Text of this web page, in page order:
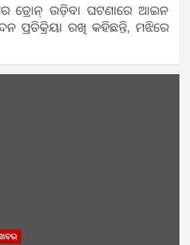
ଡ୍ରୋନ୍ ଉଡ଼ିବା ଘଟଣାରେ ଆଇନ
ପ୍ରତିକ୍ରିୟା ରଖି କହିଛନ୍ତି, ମଝିରେ